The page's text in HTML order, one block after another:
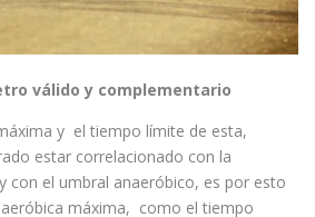
válido y complementario
y el tiempo límite de esta,
estar correlacionado con la
con el umbral anaeróbico, es por esto
máxima, como el tiempo